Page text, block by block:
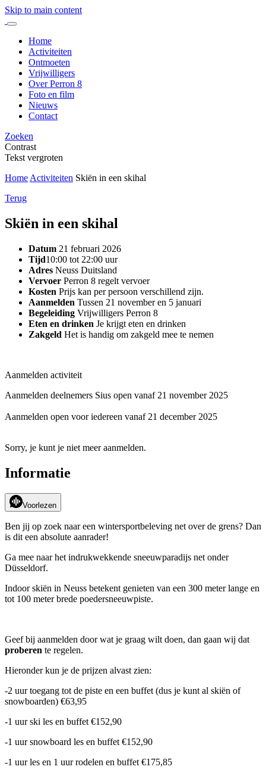
Skip to main content
Home
Activiteiten
Ontmoeten
Vrijwilligers
Over Perron 8
Foto en film
Nieuws
Contact
Zoeken
Contrast
Tekst vergroten
Home Activiteiten Skiën in een skihal
Terug
Skiën in een skihal
Datum 21 februari 2026
Tijd10:00 tot 22:00 uur
Adres Neuss Duitsland
Vervoer Perron 8 regelt vervoer
Kosten Prijs kan per persoon verschillend zijn.
Aanmelden Tussen 21 november en 5 januari
Begeleiding Vrijwilligers Perron 8
Eten en drinken Je krijgt eten en drinken
Zakgeld Het is handig om zakgeld mee te nemen
Aanmelden activiteit
Aanmelden deelnemers Sius open vanaf 21 november 2025
Aanmelden open voor iedereen vanaf 21 december 2025
Sorry, je kunt je niet meer aanmelden.
Informatie
Voorlezen
Ben jij op zoek naar een wintersportbeleving net over de grens? Dan
is dit een absolute aanrader!
Ga mee naar het indrukwekkende sneeuwparadijs net onder
Düsseldorf.
Indoor skiën in Neuss betekent genieten van een 300 meter lange en
tot 100 meter brede poedersneeuwpiste.
Geef bij aanmelden door wat je graag wilt doen, dan gaan wij dat
proberen te regelen.
Hieronder kun je de prijzen alvast zien:
-2 uur toegang tot de piste en een buffet (dus je kunt al skiën of
snowboarden) €63,95
-1 uur ski les en buffet €152,90
-1 uur snowboard les en buffet €152,90
-1 uur les en 1 uur rodelen en buffet €175,85